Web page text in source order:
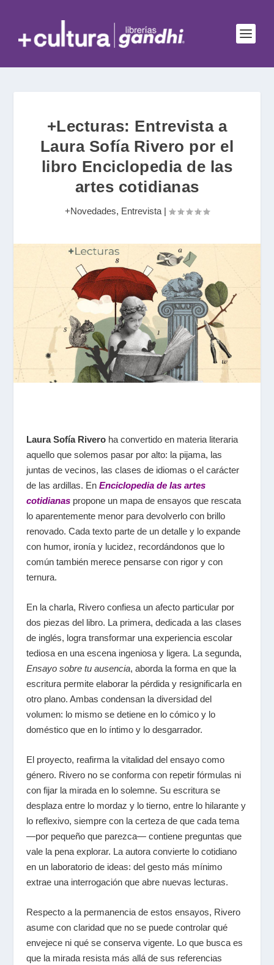
+Lecturas: Entrevista a
Laura Sofía Rivero por el
libro Enciclopedia de las
artes cotidianas
+Novedades, Entrevista |
Laura Sofía Riveroha convertido en materia literaria
aquello que solemos pasar por alto: la pijama, las
juntas de vecinos, las clases de idiomas o el carácter
de las ardillas. En Enciclopedia de las artes
cotidianaspropone un mapa de ensayos que rescata
lo aparentemente menor para devolverlo con brillo
renovado. Cada texto parte de un detalle y lo expande
con humor, ironía y lucidez, recordándonos que lo
común también merece pensarse con rigor y con
ternura.
En la charla, Rivero confiesa un afecto particular por
dos piezas del libro. La primera, dedicada a las clases
de inglés, logra transformar una experiencia escolar
tediosa en una escena ingeniosa y ligera. La segunda,
Ensayo sobre tu ausencia, aborda la forma en que la
escritura permite elaborar la pérdida y resignificarla en
otro plano. Ambas condensan la diversidad del
volumen: lo mismo se detiene en lo cómico y lo
doméstico que en lo íntimo y lo desgarrador.
El proyecto, reafirma la vitalidad del ensayo como
género. Rivero no se conforma con repetir fórmulas ni
con fijar la mirada en lo solemne. Su escritura se
desplaza entre lo mordaz y lo tierno, entre lo hilarante y
lo reflexivo, siempre con la certeza de que cada tema
—por pequeño que parezca— contiene preguntas que
vale la pena explorar. La autora convierte lo cotidiano
en un laboratorio de ideas: del gesto más mínimo
extrae una interrogación que abre nuevas lecturas.
Respecto a la permanencia de estos ensayos, Rivero
asume con claridad que no se puede controlar qué
envejece ni qué se conserva vigente. Lo que busca es
que la mirada resista más allá de sus referencias